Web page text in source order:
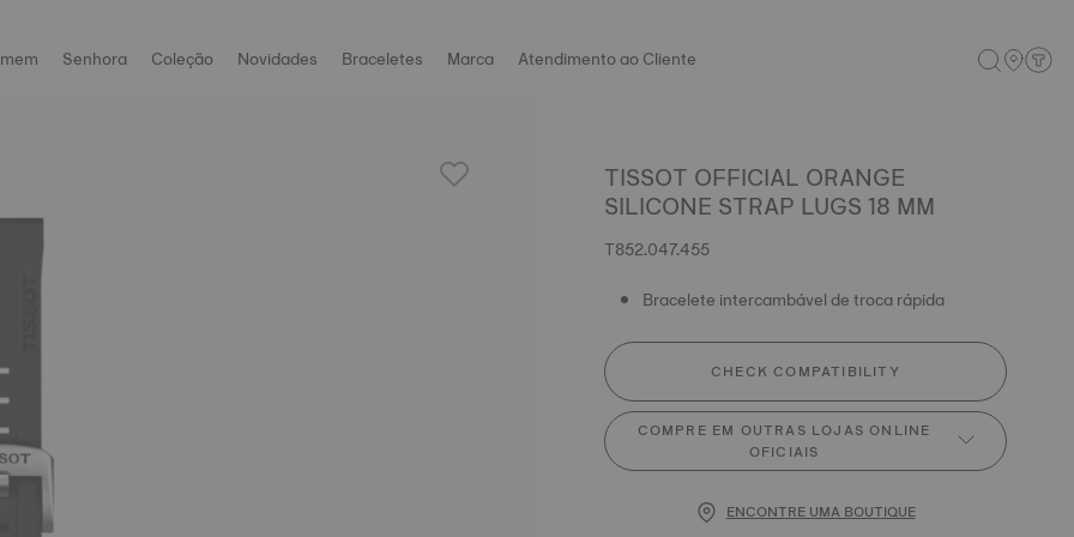
Senhora Coleção Novidades Braceletes Marca Atendimento ao Cliente
TISSOT OFFICIAL ORANGE
SILICONE STRAP LUGS 18 MM
T852.047.455
Bracelete intercambável de troca rápida
CHECK COMPATIBILITY
COMPRE EM OUTRAS LOJAS ONLINE
OFICIAIS
ENCONTRE UMA BOUTIQUE